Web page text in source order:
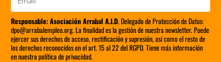
Responsable: Asociación Arrabal A.I.D. Delegado de Protección de Datos:
dpo@arrabalempleo.org. La finalidad es la gestión de nuestra newsletter. Puede
ejercer sus derechos de acceso, rectificación y supresión, así como el resto de
los derechos reconocidos en el art. 15 al 22 del RGPD. Tiene más información
en nuestra política de privacidad.